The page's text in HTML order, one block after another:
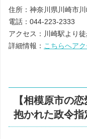
住所：神奈川県川崎市
電話：044-223-2333
アクセス：川崎駅より
詳細情報： こちらへアク
【相模原市の
抱かれた政令指